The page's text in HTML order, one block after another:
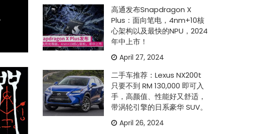
高通发布Snapdragon X
Plus：面向笔电，4nm+10核
心架构以及最快的NPU，2024
年中上市！
April 27, 2024
二手车推荐：Lexus NX200t
只要不到 RM 130,000 即可入
手，高颜值、性能好又舒适，
带涡轮引擎的日系豪华 SUV。
April 26, 2024